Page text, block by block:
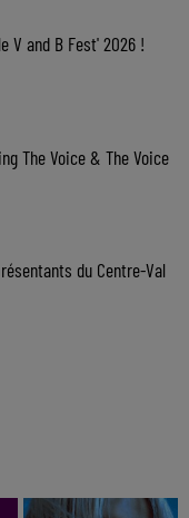
V and B Fest' 2026 !
The Voice & The Voice
du Centre-Val